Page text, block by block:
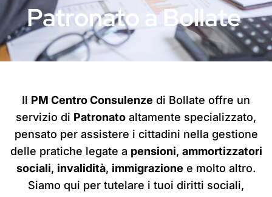
Patronato a Bollate
Il PM Centro Consulenze di Bollate offre un
servizio di Patronato altamente specializzato,
pensato per assistere i cittadini nella gestione
delle pratiche legate a pensioni, ammortizzatori
sociali, invalidità, immigrazione e molto altro.
Siamo qui per tutelare i tuoi diritti sociali,